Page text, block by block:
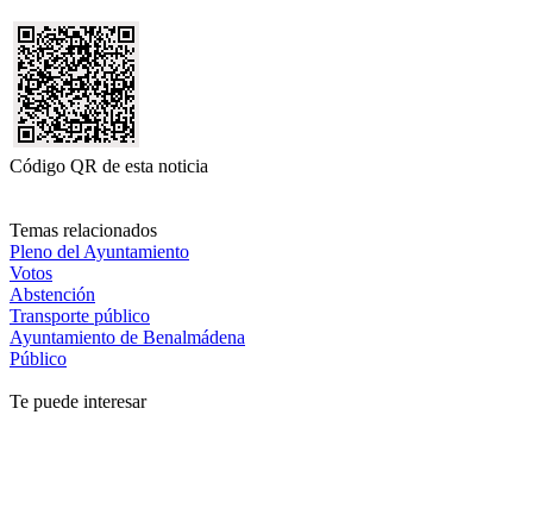
Código QR de esta noticia
Temas relacionados
Pleno del Ayuntamiento
Votos
Abstención
Transporte público
Ayuntamiento de Benalmádena
Público
Te puede interesar